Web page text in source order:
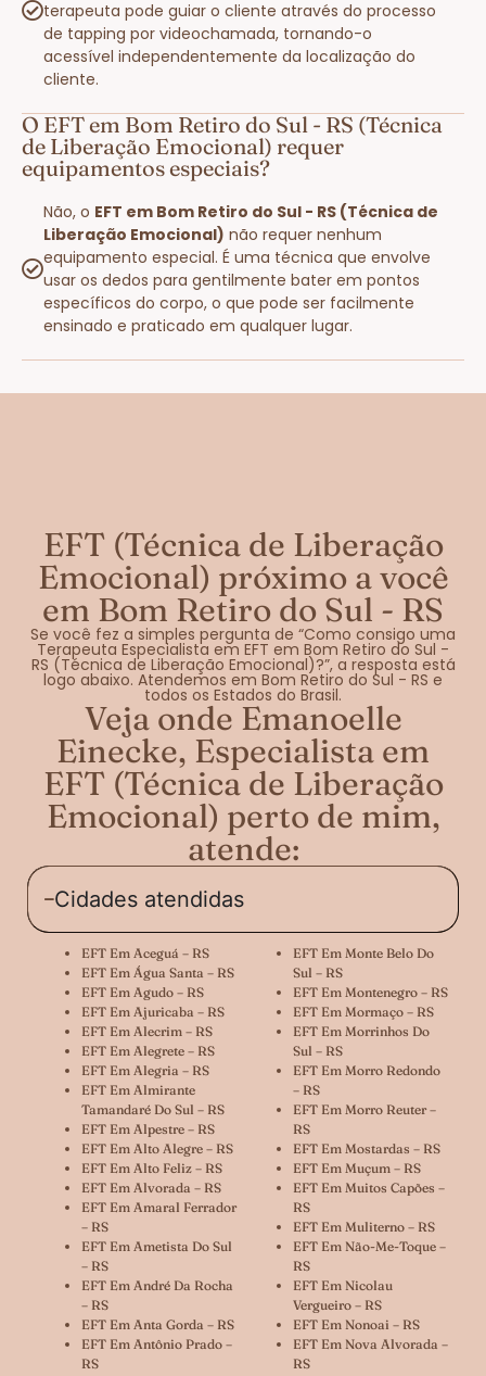
terapeuta pode guiar o cliente através do processo
de tapping por videochamada, tornando-o
acessível independentemente da localização do
cliente.
O EFT em Bom Retiro do Sul - RS (Técnica
de Liberação Emocional) requer
equipamentos especiais?
Não, o EFT em Bom Retiro do Sul - RS (Técnica de
Liberação Emocional) não requer nenhum
equipamento especial. É uma técnica que envolve
usar os dedos para gentilmente bater em pontos
específicos do corpo, o que pode ser facilmente
ensinado e praticado em qualquer lugar.
EFT (Técnica de Liberação
Emocional) próximo a você
em Bom Retiro do Sul - RS
Se você fez a simples pergunta de “Como consigo uma
Terapeuta Especialista em EFT em Bom Retiro do Sul -
RS (Técnica de Liberação Emocional)?”, a resposta está
logo abaixo. Atendemos em Bom Retiro do Sul - RS e
todos os Estados do Brasil.
Veja onde Emanoelle
Einecke, Especialista em
EFT (Técnica de Liberação
Emocional) perto de mim,
atende:
Cidades atendidas
EFT Em Aceguá – RS
EFT Em Água Santa – RS
EFT Em Agudo – RS
EFT Em Ajuricaba – RS
EFT Em Alecrim – RS
EFT Em Alegrete – RS
EFT Em Alegria – RS
EFT Em Almirante
Tamandaré Do Sul – RS
EFT Em Alpestre – RS
EFT Em Alto Alegre – RS
EFT Em Alto Feliz – RS
EFT Em Alvorada – RS
EFT Em Amaral Ferrador
– RS
EFT Em Ametista Do Sul
– RS
EFT Em André Da Rocha
– RS
EFT Em Anta Gorda – RS
EFT Em Antônio Prado –
RS
EFT Em Monte Belo Do
Sul – RS
EFT Em Montenegro – RS
EFT Em Mormaço – RS
EFT Em Morrinhos Do
Sul – RS
EFT Em Morro Redondo
– RS
EFT Em Morro Reuter –
RS
EFT Em Mostardas – RS
EFT Em Muçum – RS
EFT Em Muitos Capões –
RS
EFT Em Muliterno – RS
EFT Em Não-Me-Toque –
RS
EFT Em Nicolau
Vergueiro – RS
EFT Em Nonoai – RS
EFT Em Nova Alvorada –
RS